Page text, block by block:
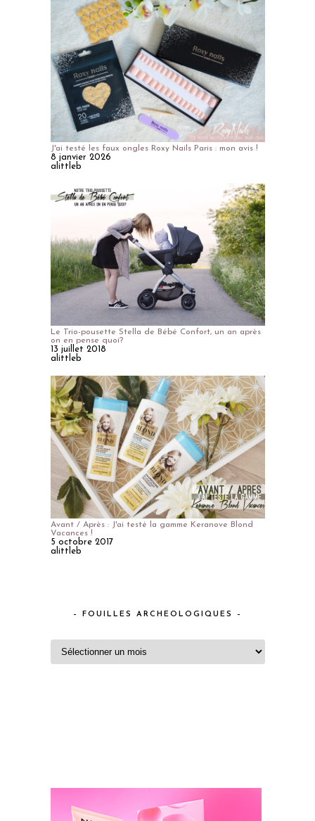
J'ai testé les faux ongles Roxy Nails Paris : mon avis !
8 janvier 2026
alittleb
Le Trio-pousette Stella de Bébé Confort, un an après
on en pense quoi?
13 juillet 2018
alittleb
Avant / Après : J'ai testé la gamme Keranove Blond
Vacances !
5 octobre 2017
alittleb
– FOUILLES ARCHEOLOGIQUES –